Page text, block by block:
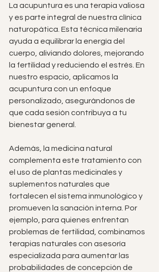
La acupuntura es una terapia valiosa
y es parte integral de nuestra clínica
naturopática. Esta técnica milenaria
ayuda a equilibrar la energía del
cuerpo, aliviando dolores, mejorando
la fertilidad y reduciendo el estrés. En
nuestro espacio, aplicamos la
acupuntura con un enfoque
personalizado, asegurándonos de
que cada sesión contribuya a tu
bienestar general.
Además, la medicina natural
complementa este tratamiento con
el uso de plantas medicinales y
suplementos naturales que
fortalecen el sistema inmunológico y
promueven la sanación interna. Por
ejemplo, para quienes enfrentan
problemas de fertilidad, combinamos
terapias naturales con asesoría
especializada para aumentar las
probabilidades de concepción de